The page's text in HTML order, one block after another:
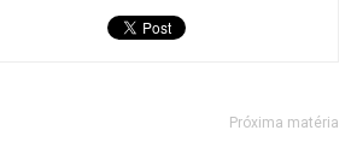
Próxima matéria